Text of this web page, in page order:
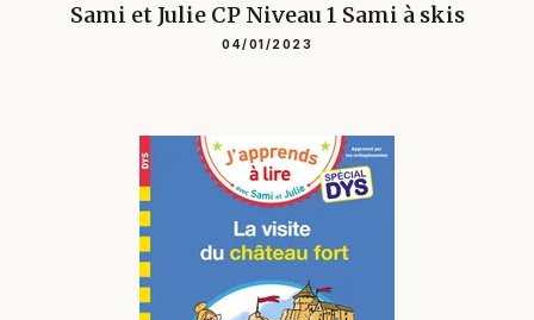
Sami et Julie CP Niveau 1 Sami à skis
04/01/2023